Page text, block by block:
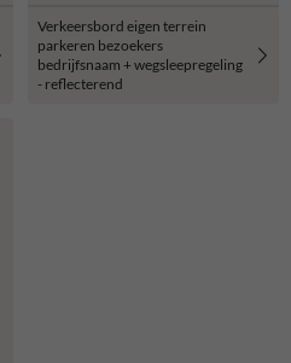
Verkeersbord eigen terrein
parkeren bezoekers
bedrijfsnaam + wegsleepregeling
- reflecterend